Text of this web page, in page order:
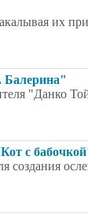
их
Балерина"
"Данко
с
создания